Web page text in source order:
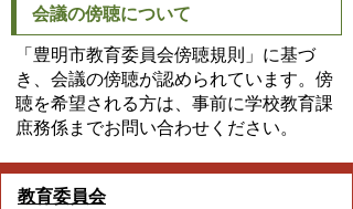
会議の傍聴について
「豊明市教育委員会傍聴規則」に基づ
き、会議の傍聴が認められています。傍
聴を希望される方は、事前に学校教育課
庶務係までお問い合わせください。
教育委員会